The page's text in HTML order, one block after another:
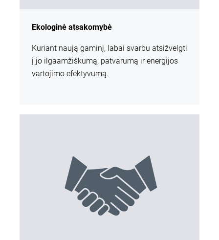
Ekologinė atsakomybė
Kuriant naują gaminį, labai svarbu atsižvelgti
į jo ilgaamžiškumą, patvarumą ir energijos
vartojimo efektyvumą.